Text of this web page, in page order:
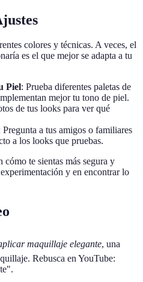
colores y técnicas. A veces, el
es el que mejor se adapta a tu
Piel: Prueba diferentes paletas de
mejor tu tono de piel.
de tus looks para ver qué
Pregunta a tus amigos o familiares
a los looks que pruebas.
te sientas más segura y
y en encontrar lo
maquillaje elegante, una
Rebusca en YouTube: